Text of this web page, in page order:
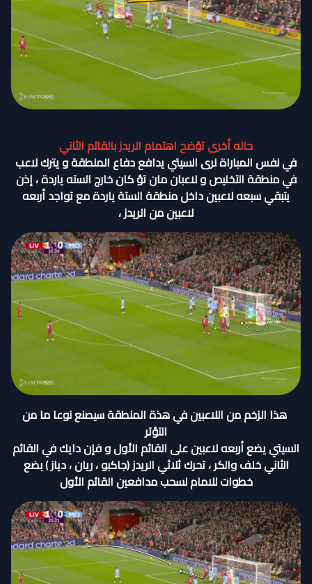
حاله أخرى تؤضح اهتمام الريدز بالقائم الثاني
في نفس المباراة نرى السيتي يدافع دفاع المنطقة و يترك لاعب
في منطقة التخليص و لاعبان مان تؤ كان خارج السته ياردة ، إذن
يتبقي سبعه لاعبين داخل منطقة الستة ياردة مع تواجد أربعه
لاعبين من الريدز ،
هذا الزخم من اللاعبين في هذة المنطقة سيصنع نوعا ما من
التؤتر
السيتي يضع أربعه لاعبين على القائم الأول و فإن دايك في القائم
الثاني خلف والكر ، تحرك ثلاثي الريدز (جاكبو ، ريان ، دياز ) بضع
خطوات للامام لسحب مدافعين القائم الأول